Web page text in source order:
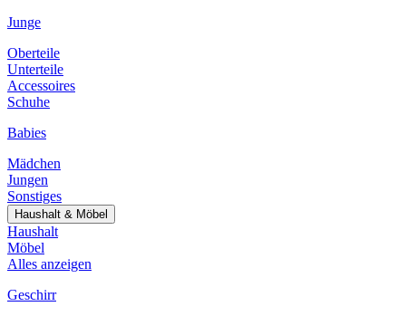
Junge
Oberteile
Unterteile
Accessoires
Schuhe
Babies
Mädchen
Jungen
Sonstiges
Haushalt & Möbel
Haushalt
Möbel
Alles anzeigen
Geschirr